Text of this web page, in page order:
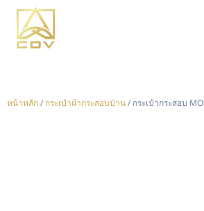
หน้าหลัก/ กระเป๋าผ้ากระสอบป่าน/ กระเป๋ากระสอบ